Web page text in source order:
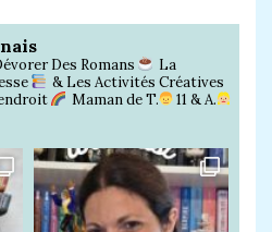
Des Romans
La
& Les Activités Créatives
Maman de T.
11 & A.